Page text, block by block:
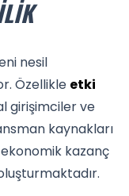
nesil
Özellikle etki
girişimciler ve
kaynakları
kazanç